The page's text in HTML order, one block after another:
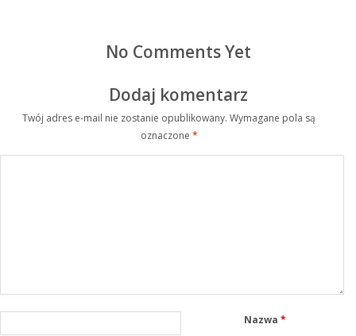
No Comments Yet
Dodaj komentarz
Twój adres e-mail nie zostanie opublikowany. Wymagane pola są
oznaczone *
Nazwa*